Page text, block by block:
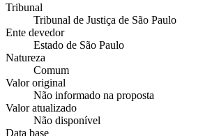
Tribunal
Tribunal de Justiça de São Paulo
Ente devedor
Estado de São Paulo
Natureza
Comum
Valor original
Não informado na proposta
Valor atualizado
Não disponível
Data base